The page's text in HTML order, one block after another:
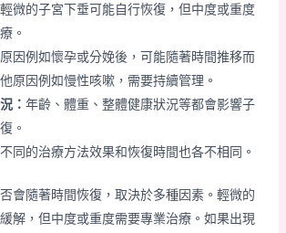
輕微的子宮下垂可能自行恢復，但中度或重度
。
因例如懷孕或分娩後，可能隨著時間推移而
原因例如慢性咳嗽，需要持續管理。
： 年齡、體重、整體健康狀況等都會影響子
。
不同的治療方法效果和恢復時間也各不相同。
會隨著時間恢復，取決於多種因素。輕微的
解，但中度或重度需要專業治療。如果出現